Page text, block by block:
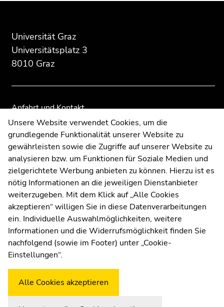
Seitenbereichs:
Zusatzinformationen:
Universität Graz
Universitätsplatz 3
8010 Graz
Anfahrt und Kontakt
Kommunikation und Öffentlichkeitsarbeit
Moodle
UNIGRAZonline
Impressum
Datenschutzerklärung
Cookie-Einstellungen
Barrierefreiheitserklärung
WetterstationUni Graz
Seitenbereichs.
Übersicht
Seitenbereichs.
Übersicht
Unsere Website verwendet Cookies, um die
grundlegende Funktionalität unserer Website zu
gewährleisten sowie die Zugriffe auf unserer Website zu
analysieren bzw. um Funktionen für Soziale Medien und
zielgerichtete Werbung anbieten zu können. Hierzu ist es
nötig Informationen an die jeweiligen Dienstanbieter
weiterzugeben. Mit dem Klick auf „Alle Cookies
akzeptieren“ willigen Sie in diese Datenverarbeitungen
ein. Individuelle Auswahlmöglichkeiten, weitere
Informationen und die Widerrufsmöglichkeit finden Sie
nachfolgend (sowie im Footer) unter „Cookie-
Einstellungen“.
Alle Cookies akzeptieren